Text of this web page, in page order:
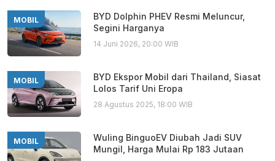
MOBIL
BYD Dolphin PHEV Resmi Meluncur,
Segini Harganya
14 Juni 2026, 20:00 WIB
MOBIL
BYD Ekspor Mobil dari Thailand, Siasat
Lolos Tarif Uni Eropa
28 Agustus 2025, 18:00 WIB
MOBIL
Wuling BinguoEV Diubah Jadi SUV
Mungil, Harga Mulai Rp 183 Jutaan